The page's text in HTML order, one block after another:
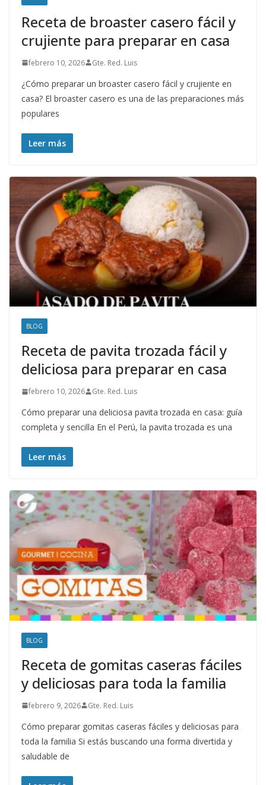
Receta de broaster casero fácil y
crujiente para preparar en casa
febrero 10, 2026 Gte. Red. Luis
¿Cómo preparar un broaster casero fácil y crujiente en
casa? El broaster casero es una de las preparaciones más
populares
Leer más
BLOG
Receta de pavita trozada fácil y
deliciosa para preparar en casa
febrero 10, 2026 Gte. Red. Luis
Cómo preparar una deliciosa pavita trozada en casa: guía
completa y sencilla En el Perú, la pavita trozada es una
Leer más
BLOG
Receta de gomitas caseras fáciles
y deliciosas para toda la familia
febrero 9, 2026 Gte. Red. Luis
Cómo preparar gomitas caseras fáciles y deliciosas para
toda la familia Si estás buscando una forma divertida y
saludable de